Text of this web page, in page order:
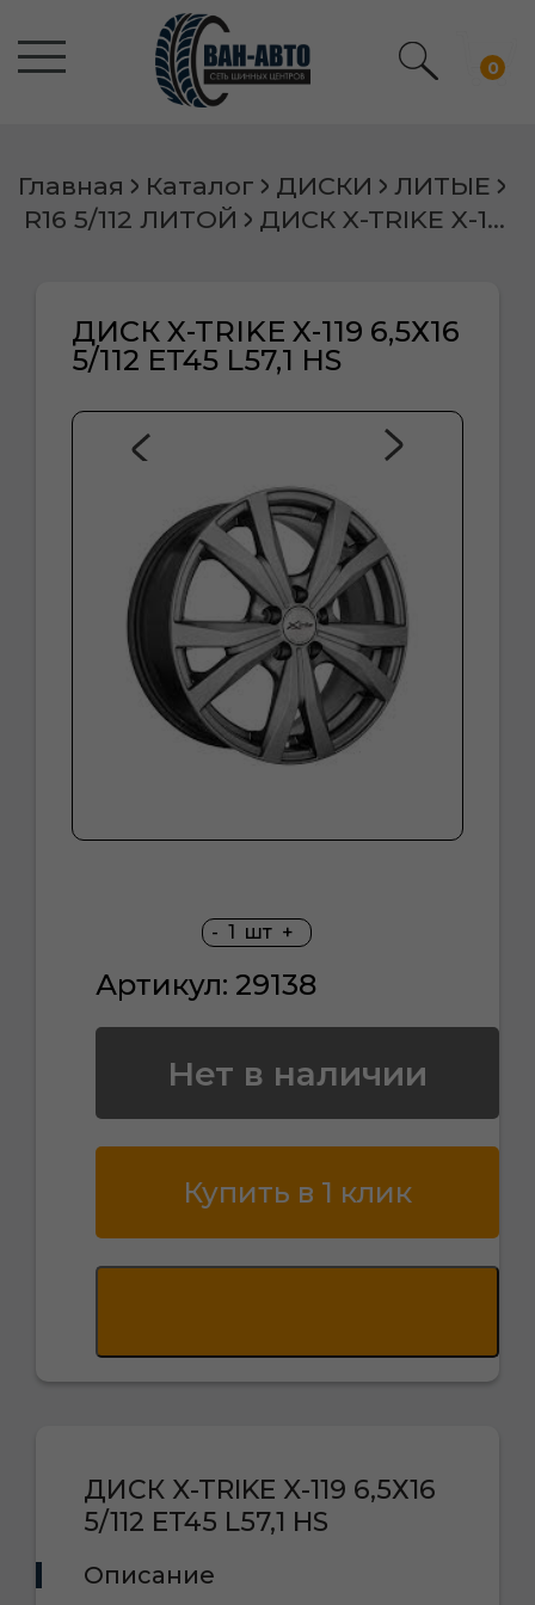
0
Главная Каталог ДИСКИ
ЛИТЫЕ
R16 5/112 ЛИТОЙ
ДИСК X-TRIKE X-119 6,5Х16 5/112 ET45 L57,1 HS
ДИСК X-TRIKE X-119 6,5Х16
5/112 ET45 L57,1 HS
- 1 шт +
Артикул: 29138
Нет в наличии
Купить в 1 клик
ДИСК X-TRIKE X-119 6,5Х16
5/112 ET45 L57,1 HS
Описание